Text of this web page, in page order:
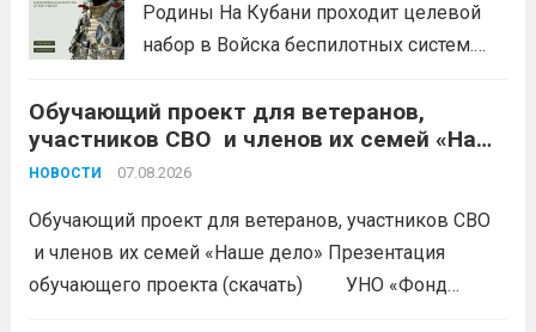
Родины На Кубани проходит целевой
набор в Войска беспилотных систем.
современную специальность,
востребованную в гражданской жизни.
Требования к кандидатам: возраст от 18
до 35); годность...
Обучающий проект для ветеранов,
участников СВО и членов их семей «Наше
дело»
НОВОСТИ 07.08.2026
Обучающий проект для ветеранов, участников СВО
и членов их семей «Наше дело» Презентация
обучающего проекта (скачать) УНО «Фонд